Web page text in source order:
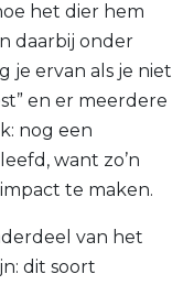
het dier hem
daarbij onder
je ervan als je niet
en er meerdere
nog een
want zo’n
te maken.
van het
dit soort